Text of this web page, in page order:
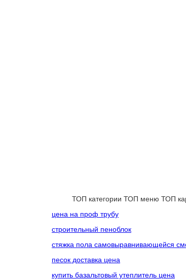
ТОП категории ТОП меню ТОП
цена на проф трубу
строительный пеноблок
стяжка пола самовыравнивающейся
песок доставка цена
купить базальтовый утеплитель цена